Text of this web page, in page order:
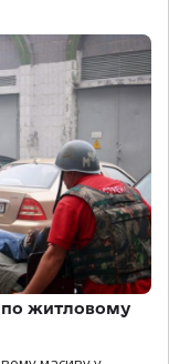
по житловому